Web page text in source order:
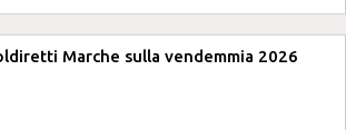
Marche sulla vendemmia 2026